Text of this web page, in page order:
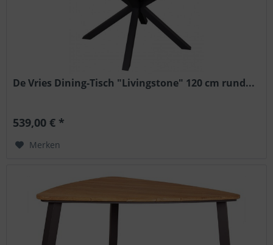
De Vries Dining-Tisch "Livingstone" 120 cm rund...
539,00 € *
Merken